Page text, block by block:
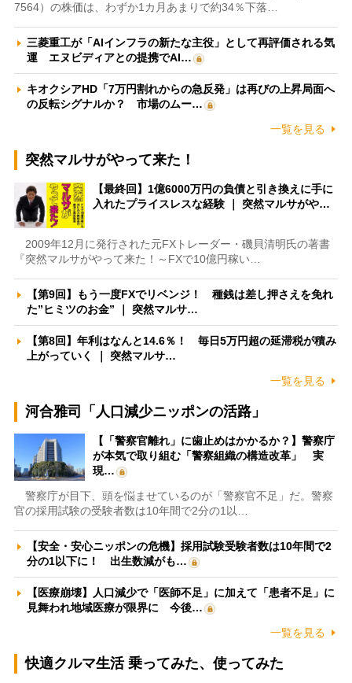
7564）の株価は、わずか1カ月あまりで約34％下落…
三菱重工が「AIインフラの新たな主役」として再評価される気
運 エヌビディアとの提携でAI…
キオクシアHD「7万円割れからの急反発」は再びの上昇局面へ
の反転シグナルか？ 市場のムー…
一覧を見る
突然マルサがやって来た！
【最終回】1億6000万円の負債と引き換えに手に
入れたプライスレスな経験 ｜ 突然マルサがや…
2009年12月に発行された元FXトレーダー・磯貝清明氏の著書
『突然マルサがやって来た！～FXで10億円稼い…
【第9回】もう一度FXでリベンジ！ 種銭は差し押さえを免れ
た”ヒミツのお金” ｜ 突然マルサ…
【第8回】年利はなんと14.6％！ 毎日5万円超の延滞税が積み
上がっていく ｜ 突然マルサ…
一覧を見る
河合雅司「人口減少ニッポンの活路」
【「警察官離れ」に歯止めはかかるか？】警察庁
が本気で取り組む「警察組織の構造改革」 実
現…
警察庁が目下、頭を悩ませているのが「警察官不足」だ。警察
官の採用試験の受験者数は10年間で2分の1以…
【安全・安心ニッポンの危機】採用試験受験者数は10年間で2
分の1以下に！ 出生数減がも…
【医療崩壊】人口減少で「医師不足」に加えて「患者不足」に
見舞われ地域医療が限界に 今後…
一覧を見る
快適クルマ生活 乗ってみた、使ってみた